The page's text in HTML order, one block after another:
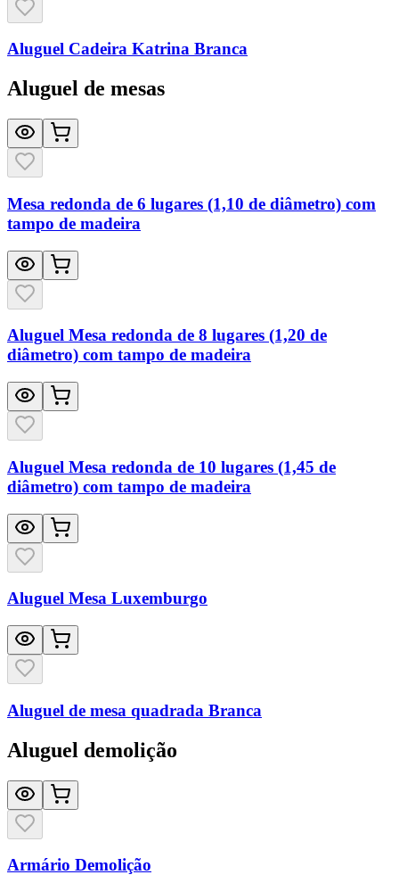
Aluguel Cadeira Katrina Branca
Aluguel de mesas
Mesa redonda de 6 lugares (1,10 de diâmetro) com
tampo de madeira
Aluguel Mesa redonda de 8 lugares (1,20 de
diâmetro) com tampo de madeira
Aluguel Mesa redonda de 10 lugares (1,45 de
diâmetro) com tampo de madeira
Aluguel Mesa Luxemburgo
Aluguel de mesa quadrada Branca
Aluguel demolição
Armário Demolição